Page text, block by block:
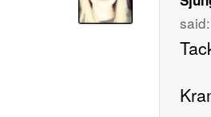
said: